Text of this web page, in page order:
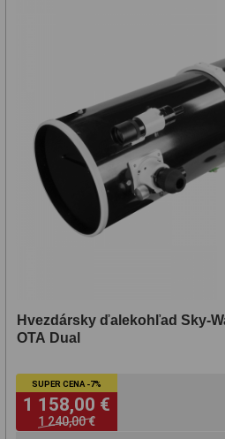
Hvezdársky ďalekohľad Sky-
OTA Dual
SUPER CENA -7%
1 158,00 €
1 240,00 €